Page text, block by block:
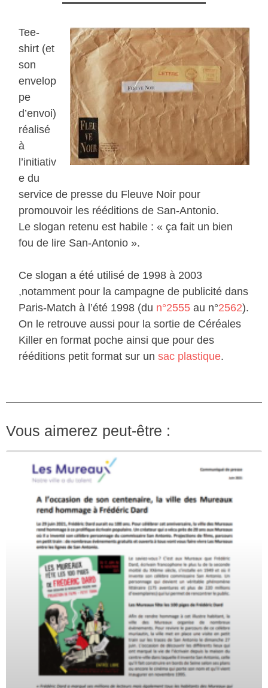
Tee-
shirt (et
son
envelop
pe
d’envoi)
réalisé
à
l’initiativ
e du
service de presse du Fleuve Noir pour
promouvoir les rééditions de San-Antonio.
Le slogan retenu est habile : « ça fait un bien
fou de lire San-Antonio ».
Ce slogan a été utilisé de 1998 à 2003
,notamment pour la campagne de publicité dans
Paris-Match à l’été 1998 (du n°2555 au n°2562).
On le retrouve aussi pour la sortie de Céréales
Killer en format poche ainsi que pour des
rééditions petit format sur unsac plastique.
Vous aimerez peut-être :